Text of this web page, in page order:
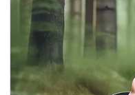
berumur antara empat